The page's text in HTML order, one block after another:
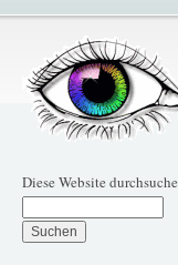
Diese Website